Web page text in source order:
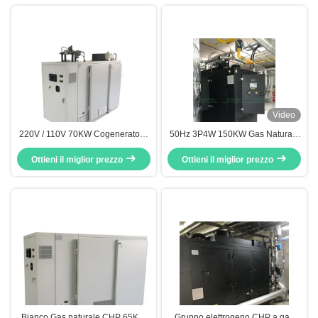
220V / 110V 70KW Cogeneratore
a gas naturale, RPM1800 Sistemi
di cogenerazione
Ottieni il miglior prezzo
Video
50Hz 3P4W 150KW Gas Naturale
Cogenerazione Amico
dell'Ambiente
Ottieni il miglior prezzo